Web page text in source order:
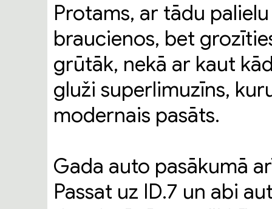
Protams, ar tādu
braucienos, bet
grūtāk, nekā ar kaut
gluži superlimuzīns,
modernais pasāts.
Gada auto pasākumā
Passat uz ID.7 un abi